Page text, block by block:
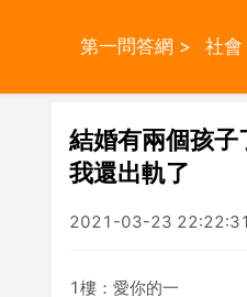
第一問答網 > 社會
結婚有兩個孩
我還出軌了
2021-03-23
1樓：愛你的一